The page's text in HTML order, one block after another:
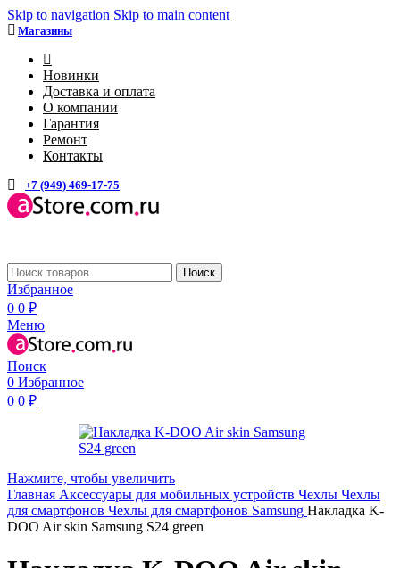
Skip to navigation Skip to main content
Магазины
Новинки
Доставка и оплата
О компании
Гарантия
Ремонт
Контакты
+7 (949) 469-17-75
Поиск
Избранное
0 0 ₽
Меню
Поиск
0 Избранное
0 0 ₽
Нажмите, чтобы увеличить
Главная Аксессуары для мобильных устройств Чехлы Чехлы
для смартфонов Чехлы для смартфонов Samsung Накладка K-
DOO Air skin Samsung S24 green